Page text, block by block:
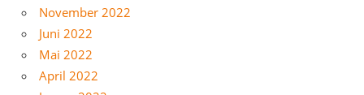
November 2022
Juni 2022
Mai 2022
April 2022